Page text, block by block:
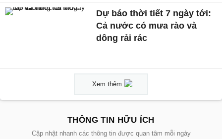
Dự báo thời tiết 7 ngày tới:
Cả nước có mưa rào và
dông rải rác
Xem thêm
THÔNG TIN HỮU ÍCH
Cập nhật nhanh các thông tin được quan tâm mỗi ngày